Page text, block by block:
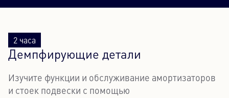
2 часа
Демпфирующие детали
Изучите функции и обслуживание амортизаторов
и стоек подвески с помощью